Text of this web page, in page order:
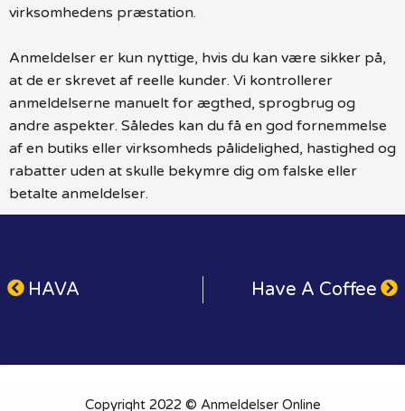
virksomhedens præstation.
Anmeldelser er kun nyttige, hvis du kan være sikker på,
at de er skrevet af reelle kunder. Vi kontrollerer
anmeldelserne manuelt for ægthed, sprogbrug og
andre aspekter. Således kan du få en god fornemmelse
af en butiks eller virksomheds pålidelighed, hastighed og
rabatter uden at skulle bekymre dig om falske eller
betalte anmeldelser.
HAVA Have A Coffee
Copyright 2022 © Anmeldelser Online